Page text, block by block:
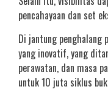
pencahayaan dan set
Di jantung penghalang
yang inovatif, yang
perawatan, dan masa
untuk 10 juta siklus